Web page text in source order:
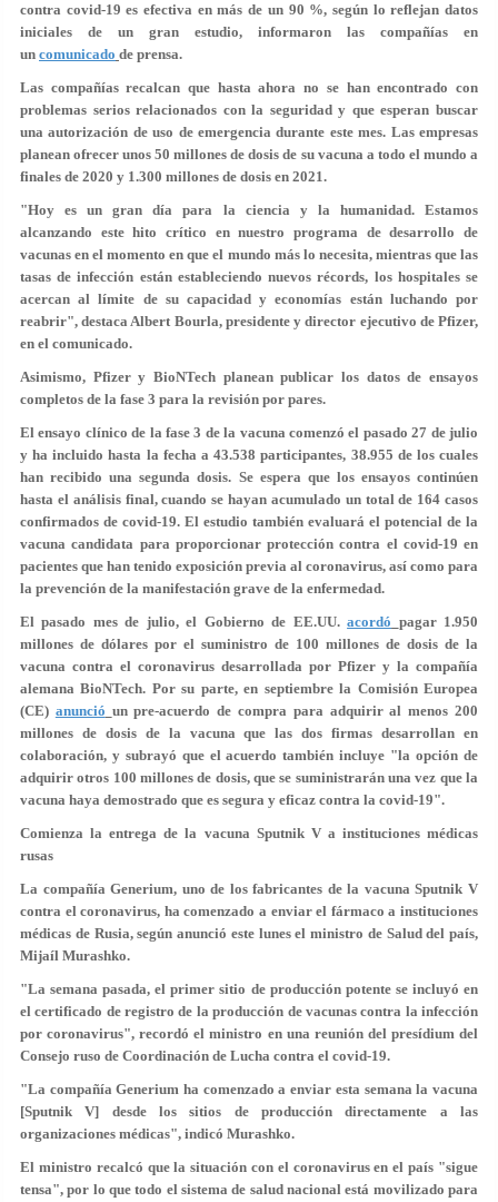
contra covid-19es efectiva en más de un 90 %, según lo reflejan datos
iniciales de un gran estudio, informaron las compañías en
un comunicado de prensa.
Las compañías recalcan que hasta ahora no se han encontrado con
problemas serios relacionados con la seguridad y queesperan buscar
una autorización de uso de emergencia durante este mes. Las empresas
planean ofrecer unos 50 millones de dosis de su vacuna a todo el mundo a
finales de 2020 y 1.300 millones de dosis en 2021.
"Hoy es un gran día para la ciencia y la humanidad. Estamos
alcanzando este hito crítico en nuestro programa de desarrollo de
vacunas en el momento en que el mundo más lo necesita, mientras que las
tasas de infección están estableciendo nuevos récords, los hospitales se
acercan al límite de su capacidad y economías están luchando por
reabrir", destaca Albert Bourla, presidente y director ejecutivo de Pfizer,
en el comunicado.
Asimismo, Pfizer y BioNTech planean publicar los datos de ensayos
completos de la fase 3 para la revisión por pares.
El ensayo clínico de la fase 3 de la vacuna comenzó el pasado 27 de julio
y ha incluido hasta la fecha a 43.538 participantes, 38.955 de los cuales
han recibido una segunda dosis. Se espera que los ensayos continúen
hasta el análisis final, cuando se hayan acumulado un total de 164 casos
confirmados de covid-19. El estudio también evaluará el potencial de la
vacuna candidata para proporcionar protección contra el covid-19 en
pacientes que han tenido exposición previa al coronavirus, así como para
la prevención de la manifestación grave de la enfermedad.
El pasado mes de julio, el Gobierno de EE.UU.acordó pagar 1.950
millones de dólares por el suministro de 100 millones de dosis de la
vacuna contra el coronavirus desarrollada por Pfizer y la compañía
alemana BioNTech. Por su parte, en septiembre la Comisión Europea
(CE) anunció un pre-acuerdo de compra para adquirir al menos 200
millones de dosis de la vacuna que las dos firmas desarrollan en
colaboración, y subrayó que el acuerdo también incluye "la opción de
adquirir otros 100 millones de dosis, que se suministrarán una vez que la
vacuna haya demostrado que es segura y eficaz contra la covid-19".
Comienza la entrega de la vacuna Sputnik V a instituciones médicas
rusas
La compañía Generium, uno de los fabricantes de la vacuna Sputnik V
contra el coronavirus, ha comenzado a enviar el fármaco a instituciones
médicas de Rusia, según anunció este lunes el ministro de Salud del país,
Mijaíl Murashko.
"La semana pasada, el primer sitio de producción potente se incluyó en
el certificado de registro de la producción de vacunas contra la infección
por coronavirus", recordó el ministro en una reunión del presídium del
Consejo ruso de Coordinación de Lucha contra el covid-19.
"La compañía Generium ha comenzado a enviar esta semana la vacuna
[Sputnik V] desde los sitios de producción directamente a las
organizaciones médicas", indicó Murashko.
El ministro recalcó que la situación con el coronavirus en el país "sigue
tensa", por lo quetodo el sistema de salud nacional está movilizado para